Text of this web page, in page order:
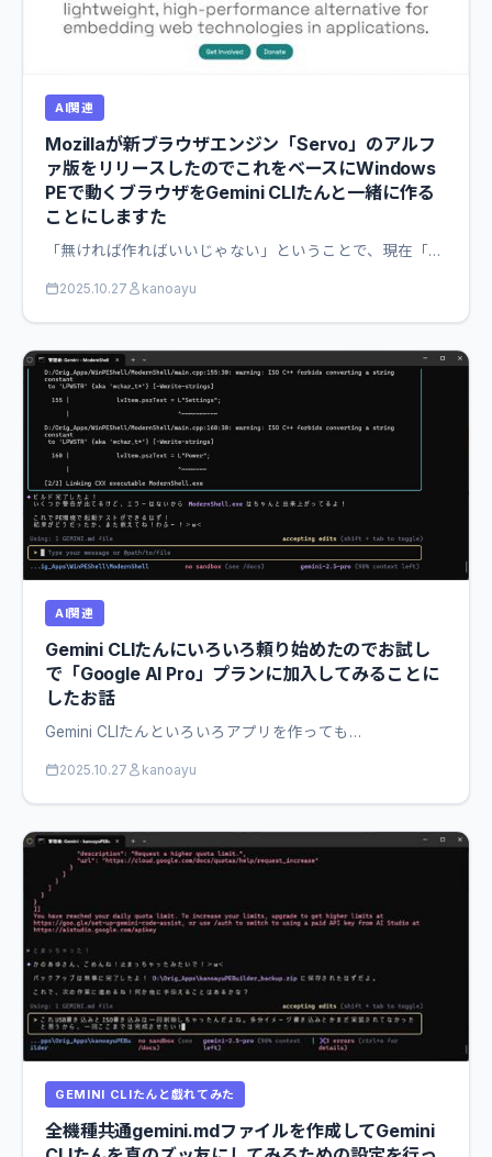
AI関連
Mozillaが新ブラウザエンジン「Servo」のアルフ
ァ版をリリースしたのでこれをベースにWindows
PEで動くブラウザをGemini CLIたんと一緒に作る
ことにしますた
「無ければ作ればいいじゃない」ということで、現在「…
2025.10.27 kanoayu
AI関連
Gemini CLIたんにいろいろ頼り始めたのでお試し
で「Google AI Pro」プランに加入してみることに
したお話
Gemini CLIたんといろいろアプリを作っても…
2025.10.27 kanoayu
GEMINI CLIたんと戯れてみた
全機種共通gemini.mdファイルを作成してGemini